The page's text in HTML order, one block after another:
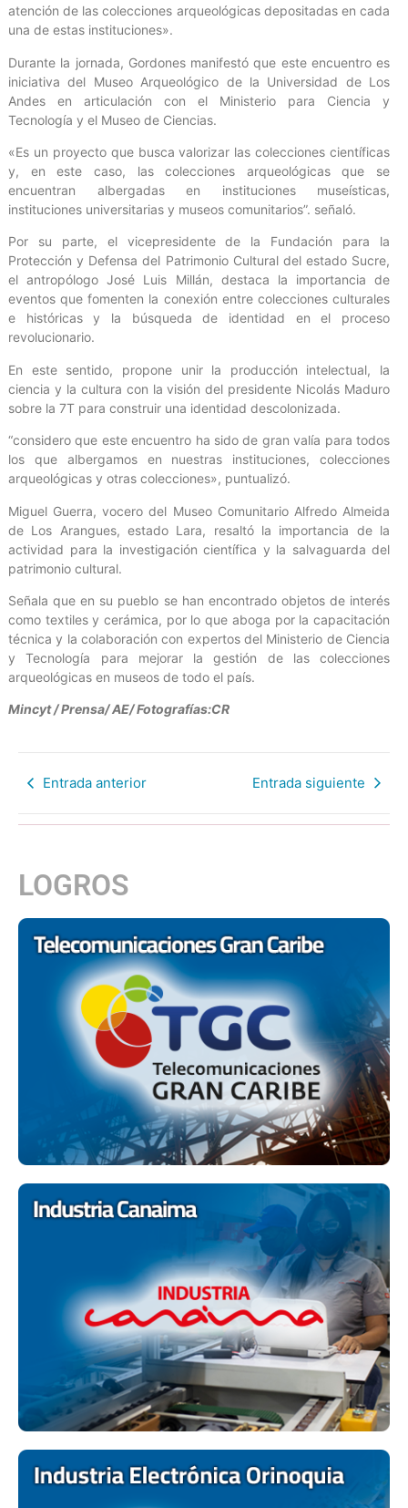
atención de las colecciones arqueológicas depositadas en cada
una de estas instituciones».
Durante la jornada, Gordones manifestó que este encuentro es
iniciativa del Museo Arqueológico de la Universidad de Los
Andes en articulación con el Ministerio para Ciencia y
Tecnología y el Museo de Ciencias.
«Es un proyecto que busca valorizar las colecciones científicas
y, en este caso, las colecciones arqueológicas que se
encuentran albergadas en instituciones museísticas,
instituciones universitarias y museos comunitarios”. señaló.
Por su parte, el vicepresidente de la Fundación para la
Protección y Defensa del Patrimonio Cultural del estado Sucre,
el antropólogo José Luis Millán, destaca la importancia de
eventos que fomenten la conexión entre colecciones culturales
e históricas y la búsqueda de identidad en el proceso
revolucionario.
En este sentido, propone unir la producción intelectual, la
ciencia y la cultura con la visión del presidente Nicolás Maduro
sobre la 7T para construir una identidad descolonizada.
“considero que este encuentro ha sido de gran valía para todos
los que albergamos en nuestras instituciones, colecciones
arqueológicas y otras colecciones», puntualizó.
Miguel Guerra, vocero del Museo Comunitario Alfredo Almeida
de Los Arangues, estado Lara, resaltó la importancia de la
actividad para la investigación científica y la salvaguarda del
patrimonio cultural.
Señala que en su pueblo se han encontrado objetos de interés
como textiles y cerámica, por lo que aboga por la capacitación
técnica y la colaboración con expertos del Ministerio de Ciencia
y Tecnología para mejorar la gestión de las colecciones
arqueológicas en museos de todo el país.
Mincyt / Prensa/ AE/ Fotografías:CR
Entrada anterior Entrada siguiente
LOGROS